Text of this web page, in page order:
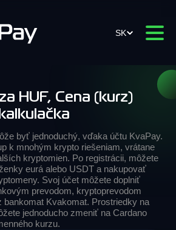
SK
HUF, Cena (kurz)
byť jednoduchý, vďaka účtu KvaPay.
k mnohým krypto riešeniam, vrátane
kryptomien. Po registrácii, môžete
eurá alebo USDT a nakupovať
Svoj účet môžete doplniť
prevodom, kryptoprevodom
bankomat Kvakomat. Prostriedky na
jednoducho zmeniť na Cardano
kurzu.